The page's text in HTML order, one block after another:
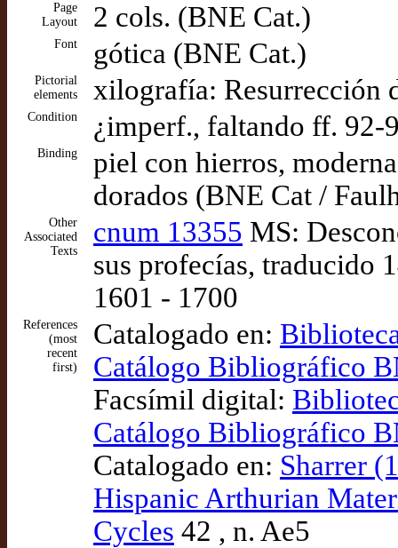
Page
Layout
2 cols. (BNE Cat.)
Font gótica (BNE Cat.)
Pictorial
elements
xilografía: Resurrección
Condition ¿imperf., faltando ff. 92-
Binding
piel con hierros,
dorados (BNE Cat /
Other
Associated
Texts
cnum 13355 MS:
sus profecías, traducido
1601 - 1700
References
(most
recent
first)
Catalogado en:
Catálogo Bibliográfico
Facsímil digital:
Catálogo Bibliográfico
Catalogado en: Sharrer
Hispanic Arthurian
Cycles 42 , n. Ae5